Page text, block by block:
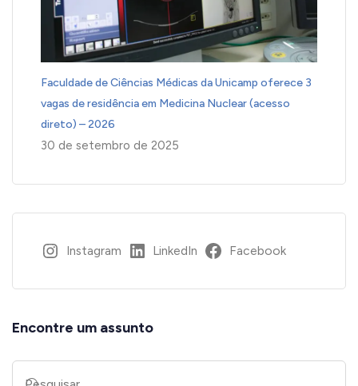
Faculdade de Ciências Médicas da Unicamp oferece 3
vagas de residência em Medicina Nuclear (acesso
direto) – 2026
30 de setembro de 2025
Instagram LinkedIn Facebook
Encontre um assunto